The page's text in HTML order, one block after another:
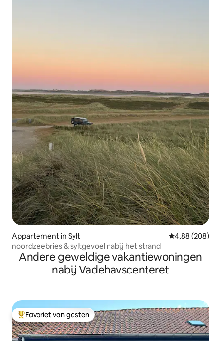
Appartement in Sylt Gemiddelde
4,88 (208)
noordzeebries & syltgevoel nabij het strand
Andere geweldige vakantiewoningen
nabij Vadehavscenteret
Topfavoriet van gasten
Favoriet van gasten